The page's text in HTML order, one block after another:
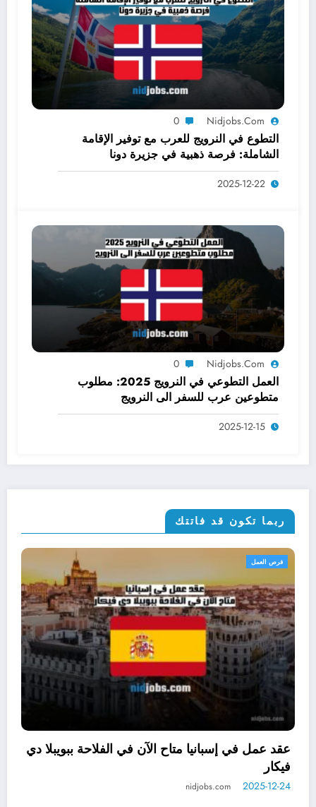
Nidjobs.com
0
التطوع في النرويج للعرب مع توفير الإقامة
الشاملة: فرصة ذهبية في جزيرة دونا
2025-12-22
Nidjobs.com
0
العمل التطوعي في النرويج 2025: مطلوب
متطوعين عرب للسفر الى النرويج
2025-12-15
ربما تكون قد فاتتك
عقد
في النرويج للعرب مع توفير الإقامة
فرصة ذهبية في جزيرة دونا
nidjobs.com